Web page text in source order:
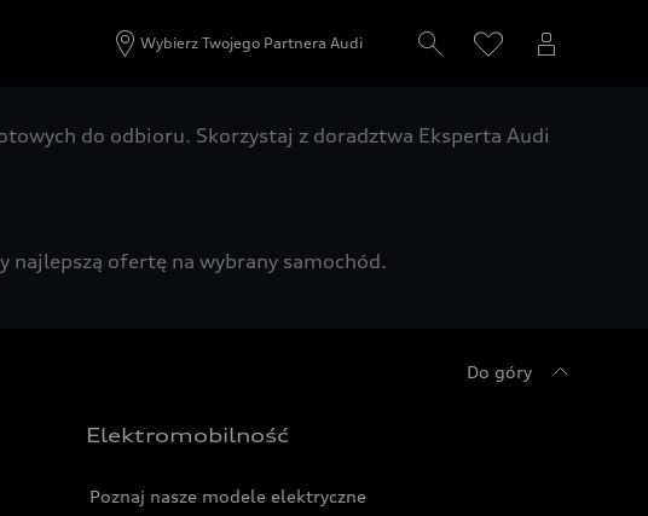
Wybierz Twojego Partnera Audi
do odbioru. Skorzystaj z doradztwa Eksperta Audi
ofertę na wybrany samochód.
Do góry
Elektromobilność
Poznaj nasze modele elektryczne